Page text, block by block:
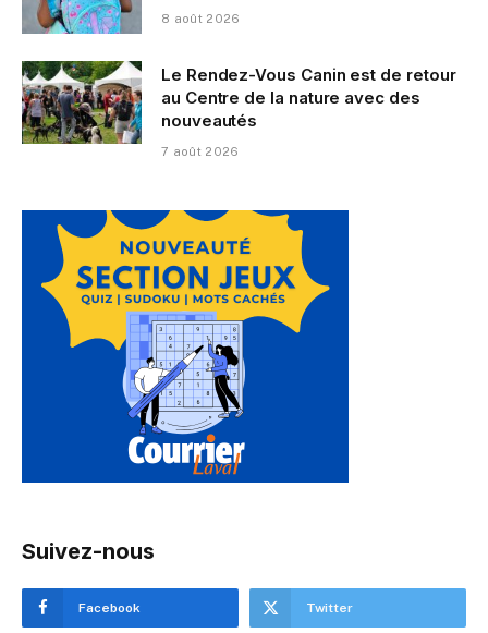
8 août 2026
Le Rendez-Vous Canin est de retour
au Centre de la nature avec des
nouveautés
7 août 2026
Suivez-nous
Facebook Twitter